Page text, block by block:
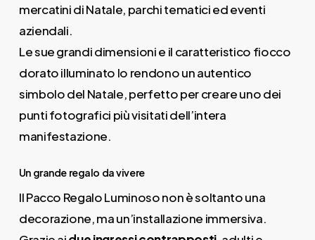
mercatini di Natale, parchi tematici ed eventi
aziendali.
Le sue grandi dimensioni e il caratteristico fiocco
dorato illuminato lo rendono un autentico
simbolo del Natale, perfetto per creare uno dei
punti fotografici più visitati dell’intera
manifestazione.
Un grande regalo da vivere
Il Pacco Regalo Luminoso non è soltanto una
decorazione, ma un’installazione immersiva.